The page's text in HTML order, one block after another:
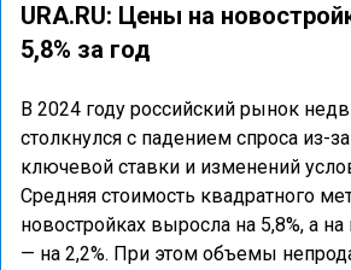
URA.RU: Цены на
5,8% за год
В 2024 году российский рынок
столкнулся с падением спроса из-
ключевой ставки и изменений
Средняя стоимость квадратного
новостройках выросла на 5,8%, а
— на 2,2%. При этом объемы